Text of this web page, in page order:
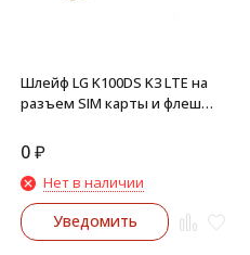
Шлейф LG K100DS K3 LTE на
разъем SIM карты и флеш
0₽
Нет в наличии
Уведомить